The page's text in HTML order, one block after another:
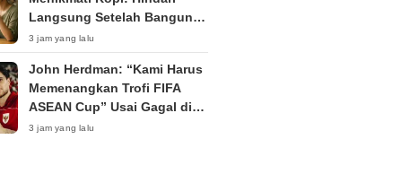
Langsung Setelah Bangun
Tidur untuk Efek Optimal
3 jam yang lalu
John Herdman: “Kami Harus
Memenangkan Trofi FIFA
ASEAN Cup” Usai Gagal di
Piala AFF 2026
3 jam yang lalu